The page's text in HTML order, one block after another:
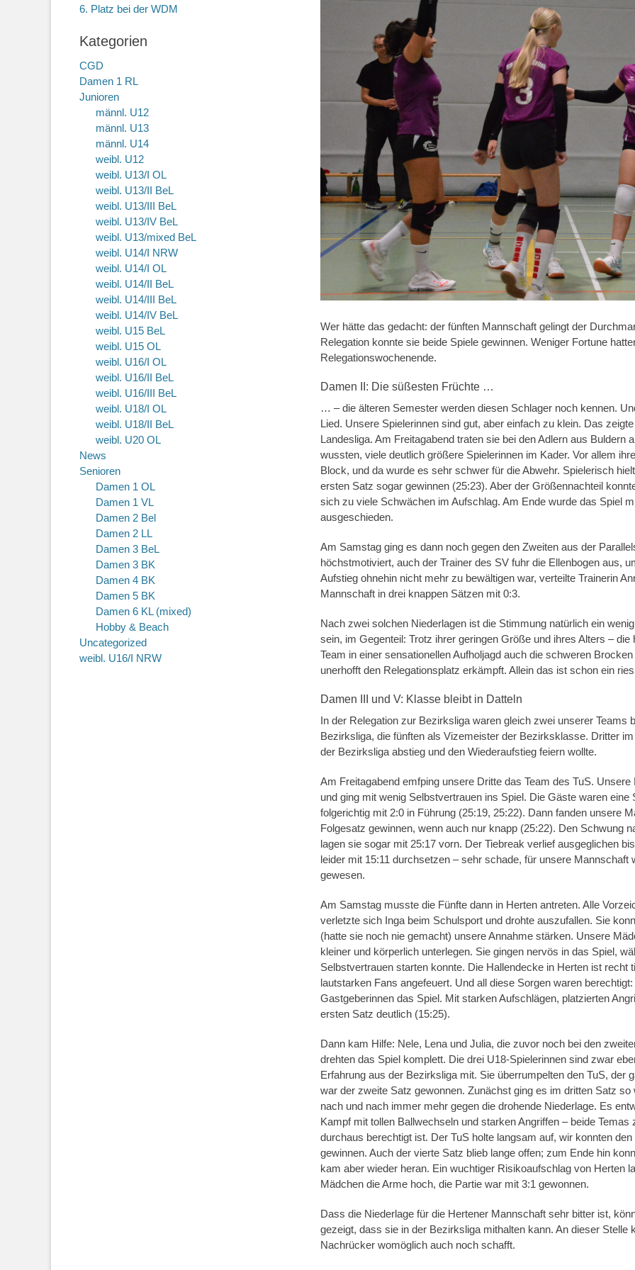
Wer hätte das gedacht: der fünften Mannschaft gelingt der
Relegation konnte sie beide Spiele gewinnen. Weniger Fortune
Relegationswochenende.
Damen II: Die süßesten Früchte …
… – die älteren Semester werden diesen Schlager noch kennen.
Lied. Unsere Spielerinnen sind gut, aber einfach zu klein. Das
Landesliga. Am Freitagabend traten sie bei den Adlern aus Buldern
wussten, viele deutlich größere Spielerinnen im Kader. Vor allem
Block, und da wurde es sehr schwer für die Abwehr. Spielerisch
ersten Satz sogar gewinnen (25:23). Aber der Größennachteil
sich zu viele Schwächen im Aufschlag. Am Ende wurde das Spiel
ausgeschieden.
Am Samstag ging es dann noch gegen den Zweiten aus der
höchstmotiviert, auch der Trainer des SV fuhr die Ellenbogen aus,
Aufstieg ohnehin nicht mehr zu bewältigen war, verteilte Trainerin
Mannschaft in drei knappen Sätzen mit 0:3.
Nach zwei solchen Niederlagen ist die Stimmung natürlich ein
sein, im Gegenteil: Trotz ihrer geringen Größe und ihres Alters –
Team in einer sensationellen Aufholjagd auch die schweren
unerhofft den Relegationsplatz erkämpft. Allein das ist schon ein
Damen III und V: Klasse bleibt in Datteln
In der Relegation zur Bezirksliga waren gleich zwei unserer Teams
Bezirksliga, die fünften als Vizemeister der Bezirksklasse. Dritter
der Bezirksliga abstieg und den Wiederaufstieg feiern wollte.
Am Freitagabend emfping unsere Dritte das Team des TuS.
und ging mit wenig Selbstvertrauen ins Spiel. Die Gäste waren
folgerichtig mit 2:0 in Führung (25:19, 25:22). Dann fanden unsere
Folgesatz gewinnen, wenn auch nur knapp (25:22). Den Schwung
lagen sie sogar mit 25:17 vorn. Der Tiebreak verlief ausgeglichen
leider mit 15:11 durchsetzen – sehr schade, für unsere
gewesen.
Am Samstag musste die Fünfte dann in Herten antreten. Alle
verletzte sich Inga beim Schulsport und drohte auszufallen. Sie
(hatte sie noch nie gemacht) unsere Annahme stärken. Unsere
kleiner und körperlich unterlegen. Sie gingen nervös in das Spiel,
Selbstvertrauen starten konnte. Die Hallendecke in Herten ist recht
lautstarken Fans angefeuert. Und all diese Sorgen waren
Gastgeberinnen das Spiel. Mit starken Aufschlägen, platzierten
ersten Satz deutlich (15:25).
Dann kam Hilfe: Nele, Lena und Julia, die zuvor noch bei den
drehten das Spiel komplett. Die drei U18-Spielerinnen sind zwar
Erfahrung aus der Bezirksliga mit. Sie überrumpelten den TuS, der
war der zweite Satz gewonnen. Zunächst ging es im dritten Satz
nach und nach immer mehr gegen die drohende Niederlage. Es
Kampf mit tollen Ballwechseln und starken Angriffen – beide
durchaus berechtigt ist. Der TuS holte langsam auf, wir konnten
gewinnen. Auch der vierte Satz blieb lange offen; zum Ende hin
kam aber wieder heran. Ein wuchtiger Risikoaufschlag von Herten
Mädchen die Arme hoch, die Partie war mit 3:1 gewonnen.
Dass die Niederlage für die Hertener Mannschaft sehr bitter ist,
gezeigt, dass sie in der Bezirksliga mithalten kann. An dieser
Nachrücker womöglich auch noch schafft.
6. Platz bei der WDM
Kategorien
CGD
Damen 1 RL
Junioren
männl. U12
männl. U13
männl. U14
weibl. U12
weibl. U13/I OL
weibl. U13/II BeL
weibl. U13/III BeL
weibl. U13/IV BeL
weibl. U13/mixed BeL
weibl. U14/I NRW
weibl. U14/I OL
weibl. U14/II BeL
weibl. U14/III BeL
weibl. U14/IV BeL
weibl. U15 BeL
weibl. U15 OL
weibl. U16/I OL
weibl. U16/II BeL
weibl. U16/III BeL
weibl. U18/I OL
weibl. U18/II BeL
weibl. U20 OL
News
Senioren
Damen 1 OL
Damen 1 VL
Damen 2 Bel
Damen 2 LL
Damen 3 BeL
Damen 3 BK
Damen 4 BK
Damen 5 BK
Damen 6 KL (mixed)
Hobby & Beach
Uncategorized
weibl. U16/I NRW